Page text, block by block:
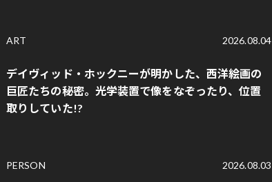
ART 2026.08.04
デイヴィッド・ホックニーが明かした、西洋絵画の
巨匠たちの秘密。光学装置で像をなぞったり、位置
取りしていた!?
PERSON 2026.08.03